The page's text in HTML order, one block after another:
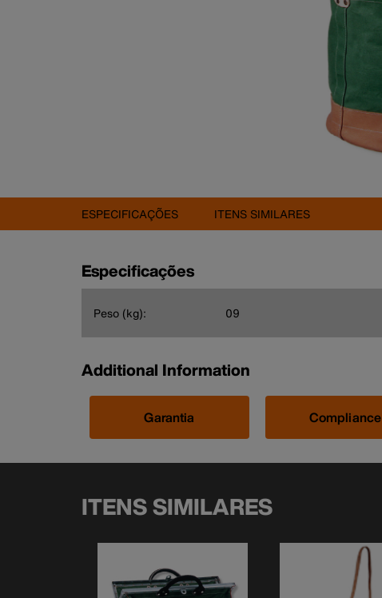
ESPECIFICAÇÕES ITENS SIMILARES
Especificações
Peso (kg): 09
Additional Information
Garantia Compliance
ITENS SIMILARES